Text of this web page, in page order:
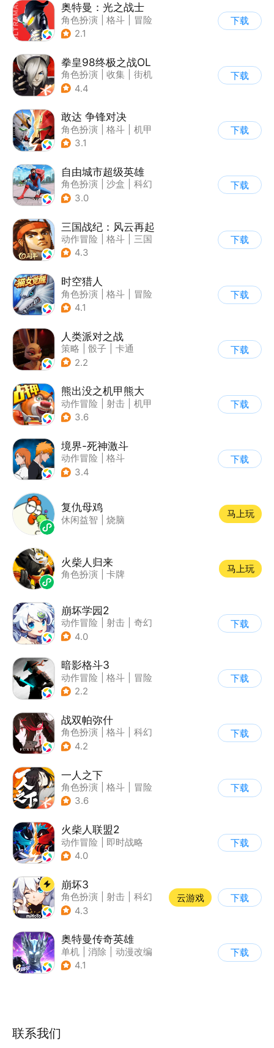
奥特曼：光之战士
角色扮演 格斗
冒险
| 童年
2.1
下载
拳皇98终极之战OL
角色扮演 收集
街机
| 拳皇
4.4
下载
敢达 争锋对决
角色扮演 格斗
机甲
| 敢达
3.1
下载
自由城市超级英雄
角色扮演 沙盒
科幻
| 开放世界
3.0
下载
三国战纪：风云再起
动作冒险 格斗
三国
| 横版过关
4.3
下载
时空猎人
角色扮演 格斗
冒险
| 时空猎人
4.1
下载
人类派对之战
策略 骰子
卡通
2.2
下载
熊出没之机甲熊大
动作冒险 射击
机甲
| 熊出没
3.6
下载
境界-死神激斗
动作冒险
格斗
| 动漫改编
3.4
下载
复仇母鸡
休闲益智 烧脑
马上玩
火柴人归来
角色扮演 卡牌
马上玩
崩坏学园2
动作冒险 射击
奇幻
| 崩坏
4.0
下载
暗影格斗3
动作冒险 格斗
冒险
| 暗夜格斗
2.2
下载
战双帕弥什
角色扮演 格斗
科幻
| 美少女
4.2
下载
一人之下
角色扮演 格斗
冒险
| 一人之下
3.6
下载
火柴人联盟2
动作冒险
即时战略
| 冒险
4.0
下载
崩坏3
角色扮演 射击
科幻
| 崩坏
4.3
云游戏 下载
奥特曼传奇英雄
单机 消除
动漫改编
| 奥特曼
4.1
下载
联系我们